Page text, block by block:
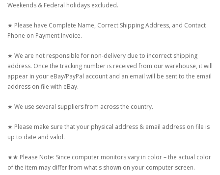
Weekends & Federal holidays excluded.
★ Please have Complete Name, Correct Shipping Address, and Contact
Phone on Payment Invoice.
★ We are not responsible for non-delivery due to incorrect shipping
address. Once the tracking number is received from our warehouse, it will
appear in your eBay/PayPal account and an email will be sent to the email
address on file with eBay.
★ We use several suppliers from across the country.
★ Please make sure that your physical address & email address on file is
up to date and valid.
★★ Please Note: Since computer monitors vary in color – the actual color
of the item may differ from what's shown on your computer screen.